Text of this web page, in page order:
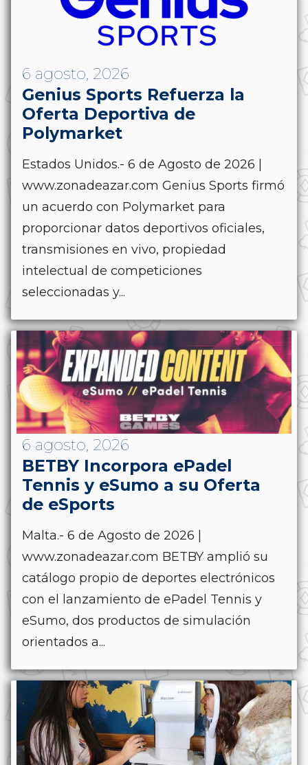
6 agosto, 2026
Genius Sports Refuerza la
Oferta Deportiva de
Polymarket
Estados Unidos.- 6 de Agosto de 2026 |
www.zonadeazar.com Genius Sports firmó
un acuerdo con Polymarket para
proporcionar datos deportivos oficiales,
transmisiones en vivo, propiedad
intelectual de competiciones
seleccionadas y...
6 agosto, 2026
BETBY Incorpora ePadel
Tennis y eSumo a su Oferta
de eSports
Malta.- 6 de Agosto de 2026 |
www.zonadeazar.com BETBY amplió su
catálogo propio de deportes electrónicos
con el lanzamiento de ePadel Tennis y
eSumo, dos productos de simulación
orientados a...